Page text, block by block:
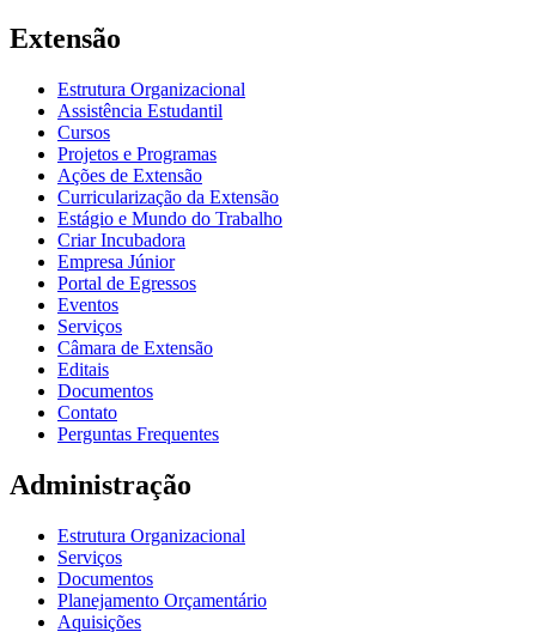
Extensão
Estrutura Organizacional
Assistência Estudantil
Cursos
Projetos e Programas
Ações de Extensão
Curricularização da Extensão
Estágio e Mundo do Trabalho
Criar Incubadora
Empresa Júnior
Portal de Egressos
Eventos
Serviços
Câmara de Extensão
Editais
Documentos
Contato
Perguntas Frequentes
Administração
Estrutura Organizacional
Serviços
Documentos
Planejamento Orçamentário
Aquisições